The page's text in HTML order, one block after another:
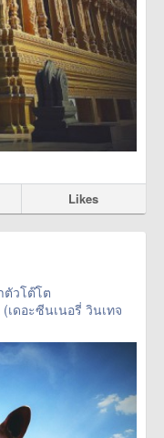
Likes
ตัวโต๊โต
เดอะซีนเนอรี่ วินเทจ